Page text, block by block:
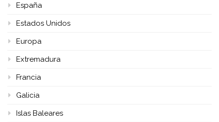
España
Estados Unidos
Europa
Extremadura
Francia
Galicia
Islas Baleares